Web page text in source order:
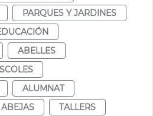
PARQUES Y JARDINES
ABELLES
ALUMNAT
ABEJAS
TALLERS